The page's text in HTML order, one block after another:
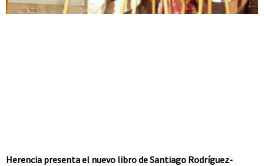
Herencia presenta el nuevo libro de Santiago Rodríguez-